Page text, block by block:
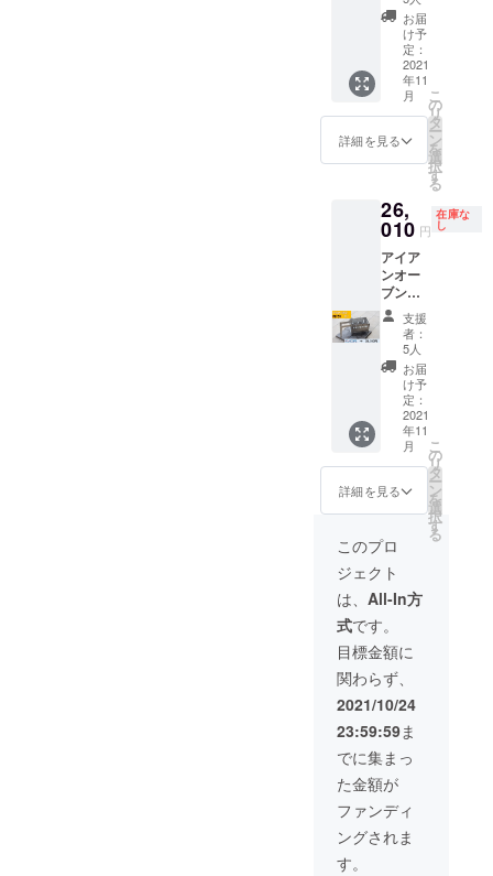
※商品の
仕様、
デザイ
ンに関
しまし
ては一
になる
可能性
す。ご
了承く
ださ
い。 ※
多くの
応援購
入をい
ただい
た場合
は量産
効率が
向上し
販売価
格が変
があり
ます。
じめご
了承く
ださ
い。
ト・L字
金物
×2・
五
（小）
×2・ピ
付属結
束ベル
寸
法：全
長235.6
㎜ 幅
300㎜
開口部
190㎜
×48㎜ ※
お届け
時期
は、生
産、配
により
遅れる
もござ
いま
す。 ※
送料込
となり
ます。
※商品の
仕様、
デザイ
ンに関
しまし
ては一
部変更
になる
可能性
もござ
いま
字
入）・
横板
（開口
部）・
横板
（両
端）
・
ロスト
（上）
・ロス
トル
（下）
・ピザ
プレー
ト・L字
金物×2
・
五徳
（大）
×2・五
徳
ザプ
取手
属結束
ベルト
×2
寸
法：全
㎜ 幅
300㎜
220㎜
×50㎜ ※
時期
イプ〈1
～2人
用〉 早
割り限
定
消
費税・
限定）
製品仕
様：素
材 ス
テンレ
ス
SUS43
0 厚さ
1.5㎜
部
品：横
板（文
字入
り）・
横板
（開口
部）・
端）
板・
ロスト
ル
（上）
・ロス
トル
・ピザ
プレー
ト・L字
金物×2
・五徳
お届
け予
定：
2021
年11
月
詳細を見る
こ
の
リ
タ
ー
ン
を
選
択
す
る
26,
010 円
在庫な
し
アイア
ンオー
ブン
（iron
oven）
スタン
ダード
タイプ
〈3～４
人用〉
早割
り限
定
税・送
料込
（国内
限定）
製品仕
様：素
材 ス
テンレ
ス
SUS43
0 厚さ
1.5㎜
部
品：横
板（文
字
入）・
横板
支援
者：
5人
お届
け予
定：
2021
年11
月
詳細を見る
こ
の
リ
タ
ー
ン
を
選
択
す
る
このプロ
ジェクト
は、 All-In方
式です。
目標金額に
関わらず、
2021/10/24
23:59:59ま
でに集まっ
た金額が
ファンディ
ングされま
す。